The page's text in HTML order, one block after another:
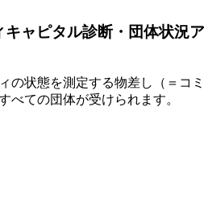
ャピタル診断・団体状況
の状態を測定する物差し（＝コ
ての団体が受けられます。